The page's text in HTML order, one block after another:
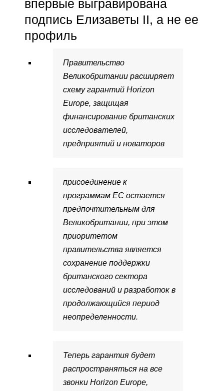
впервые выгравирована
подпись Елизаветы II, а не ее
профиль
Правительство
Великобритании расширяет
схему гарантий Horizon
Europe, защищая
финансирование британских
исследователей,
предприятий и новаторов
присоединение к
программам ЕС остается
предпочтительным для
Великобритании, при этом
приоритетом
правительства является
сохранение поддержки
британского сектора
исследований и разработок в
продолжающийся период
неопределенности.
Теперь гарантия будет
распространяться на все
звонки Horizon Europe,